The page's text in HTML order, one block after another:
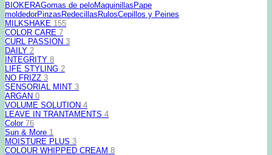
BIOKERAGomas de peloMaquinillas Pape
moldedorPinzas Redecillas RulosCepillos y Peines
MILKSHAKE 155
COLOR CARE 7
CURL PASSION 3
DAILY 2
INTEGRITY 8
LIFE STYLING 2
NO FRIZZ 3
SENSORIAL MINT 3
ARGAN 0
VOLUME SOLUTION 4
LEAVE IN TRANTAMENTS 4
Color 76
Sun & More 1
MOISTURE PLUS 3
COLOUR WHIPPED CREAM 8